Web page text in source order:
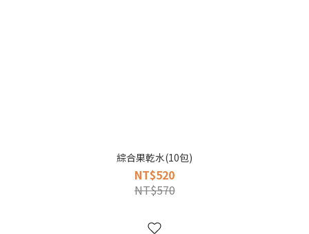
綜合果乾水(10包)
NT$520
NT$570